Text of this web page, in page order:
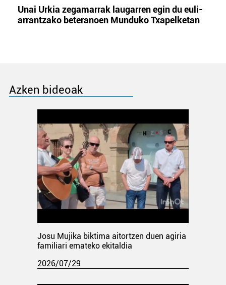
Unai Urkia zegamarrak laugarren egin du euli-
arrantzako beteranoen Munduko Txapelketan
Azken bideoak
Josu Mujika biktima aitortzen duen agiria
familiari emateko ekitaldia
2026/07/29